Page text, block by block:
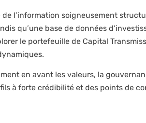
l’information soigneusement
qu’une base de données
le portefeuille de Capital
en avant les valeurs, la
à forte crédibilité et des points de